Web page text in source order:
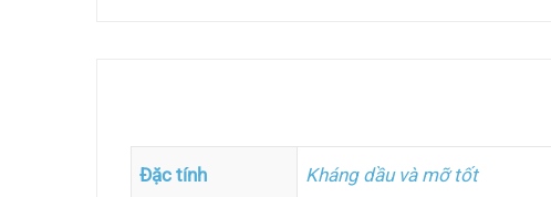
Đặc tính Kháng dầu và mỡ tốt